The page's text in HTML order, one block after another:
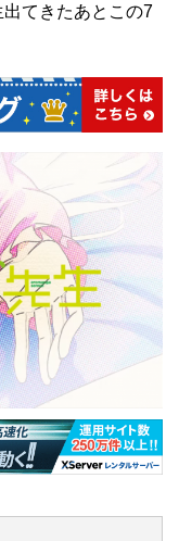
てきたあとこの7